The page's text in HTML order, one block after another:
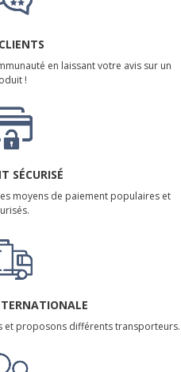
en laissant votre avis sur un
!
SÉCURISÉ
moyens de paiement populaires et
et proposons différents transporteurs.